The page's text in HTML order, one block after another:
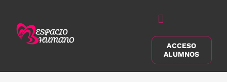
contenido
Alternar
navegación
Buscar:
ACCESO
ALUMNOS